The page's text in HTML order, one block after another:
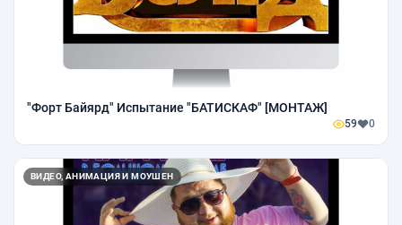
"Форт Байярд" Испытание "БАТИСКАФ" [МОНТАЖ]
59 0
ВИДЕО, АНИМАЦИЯ И МОУШЕН